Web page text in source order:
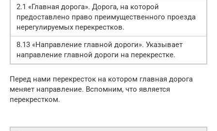
2.1 «Главная дорога». Дорога, на которой
предоставлено право преимущественного проезда
нерегулируемых перекрестков.
8.13 «Направление главной дороги». Указывает
направление главной дороги на перекрестке.
Перед нами перекресток на котором главная дорога
меняет направление. Вспомним, что является
перекрестком.